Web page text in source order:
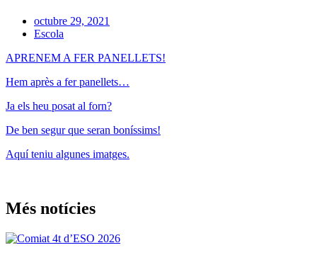
octubre 29, 2021
Escola
APRENEM A FER PANELLETS!
Hem après a fer panellets…
Ja els heu posat al forn?
De ben segur que seran boníssims!
Aquí teniu algunes imatges.
Més notícies